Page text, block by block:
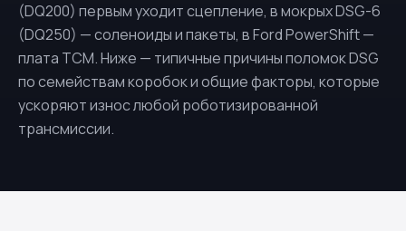
(DQ200) первым уходит сцепление, в мокрых DSG-6
(DQ250) — соленоиды и пакеты, в Ford PowerShift —
плата TCM. Ниже — типичные причины поломок DSG
по семействам коробок и общие факторы, которые
ускоряют износ любой роботизированной
трансмиссии.